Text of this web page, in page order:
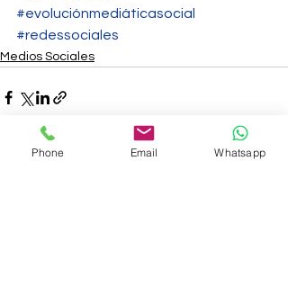
#evoluciónmediáticasocial
#redessociales
Medios Sociales
Phone Email Whatsapp